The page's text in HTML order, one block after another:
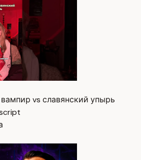
vs славянский упырь